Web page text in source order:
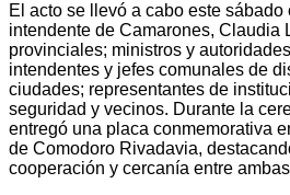
El acto se llevó a cabo este
intendente de Camarones, Claudia
provinciales; ministros y
intendentes y jefes comunales de
ciudades; representantes de
seguridad y vecinos. Durante la
entregó una placa conmemorativa
de Comodoro Rivadavia,
cooperación y cercanía entre